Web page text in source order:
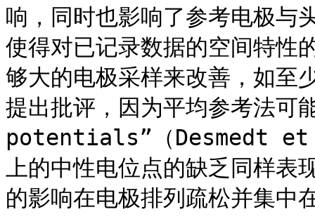
响，同时也影响了参考电极与
使得对已记录数据的空间特性
够大的电极采样来改善，如至
提出批评，因为平均参考法可
potentials”（Desmedt et
上的中性电位点的缺乏同样
的影响在电极排列疏松并集中